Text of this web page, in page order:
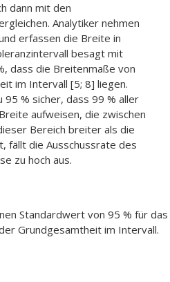
dann mit den
Analytiker nehmen
erfassen die Breite in
besagt mit
dass die Breitenmaße von
im Intervall [5; 8] liegen.
% sicher, dass 99 % aller
aufweisen, die zwischen
Bereich breiter als die
fällt die Ausschussrate des
zu hoch aus.
Standardwert von 95 % für
Grundgesamtheit im Intervall.